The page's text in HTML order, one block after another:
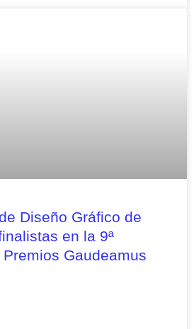
Diseño Gráfico de
en la 9ª
Gaudeamus